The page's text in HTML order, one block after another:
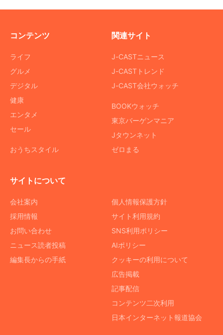
コンテンツ
ライフ
グルメ
デジタル
健康
エンタメ
セール
おうちスタイル
関連サイト
J-CASTニュース
J-CASTトレンド
J-CAST会社ウォッチ
BOOKウォッチ
東京バーゲンマニア
Jタウンネット
ゼロまる
サイトについて
会社案内
採用情報
お問い合わせ
ニュース読者投稿
編集長からの手紙
個人情報保護方針
サイト利用規約
SNS利用ポリシー
AIポリシー
クッキーの利用について
広告掲載
記事配信
コンテンツ二次利用
日本インターネット報道協会